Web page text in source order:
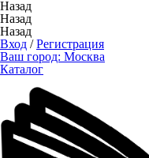
Назад
Назад
Назад
Вход /Регистрация
Ваш город: Москва
Каталог